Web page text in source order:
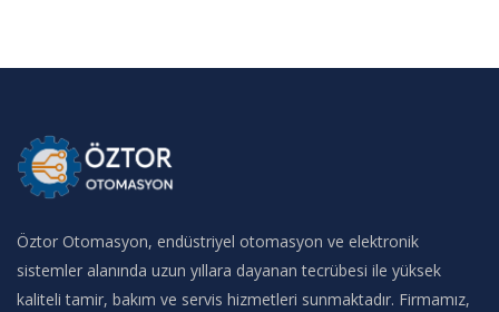
Öztor Otomasyon, endüstriyel otomasyon ve elektronik
sistemler alanında uzun yıllara dayanan tecrübesi ile yüksek
kaliteli tamir, bakım ve servis hizmetleri sunmaktadır. Firmamız,